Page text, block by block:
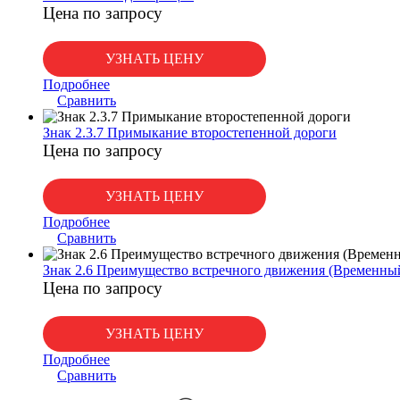
Цена по запросу
УЗНАТЬ ЦЕНУ
Подробнее
Сравнить
Знак 2.3.7 Примыкание второстепенной дороги
Цена по запросу
УЗНАТЬ ЦЕНУ
Подробнее
Сравнить
Знак 2.6 Преимущество встречного движения
Цена по запросу
УЗНАТЬ ЦЕНУ
Подробнее
Сравнить